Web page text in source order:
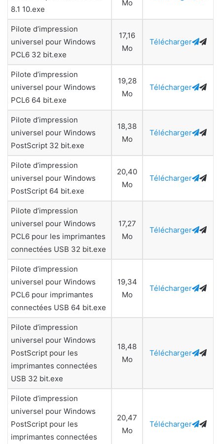
8.1 10.exe
Mo
Pilote d’impression
universel pour Windows
PCL6 32 bit.exe
17,16
Mo
Télécharger
Pilote d’impression
universel pour Windows
PCL6 64 bit.exe
19,28
Mo
Télécharger
Pilote d’impression
universel pour Windows
PostScript 32 bit.exe
18,38
Mo
Télécharger
Pilote d’impression
universel pour Windows
PostScript 64 bit.exe
20,40
Mo
Télécharger
Pilote d’impression
universel pour Windows
PCL6 pour les imprimantes
connectées USB 32 bit.exe
17,27
Mo
Télécharger
Pilote d’impression
universel pour Windows
PCL6 pour imprimantes
connectées USB 64 bit.exe
19,34
Mo
Télécharger
Pilote d’impression
universel pour Windows
PostScript pour les
imprimantes connectées
USB 32 bit.exe
18,48
Mo
Télécharger
Pilote d’impression
universel pour Windows
PostScript pour les
imprimantes connectées
20,47
Mo
Télécharger